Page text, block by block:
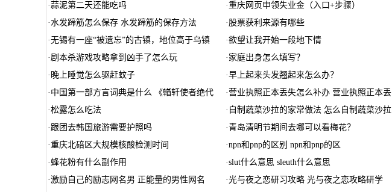
·蒜泥第二天还能吃吗 ·重庆网页申领失业金（入口+步骤）
·水发蹄筋怎么保存 水发蹄筋的保存方法 · 股票获利来源有哪些
·无锡有一座“被遗忘”的古镇，地位高于乌镇 ·欲望让我开始一段地下情
·剧本杀游戏攻略拿到凶手了怎么玩 · 家庭出身怎么填写？
· 晚上睡觉怎么驱赶蚊子 ·早上起来头发翘起来怎么办？
· 中国第一部方言词典是什么 《輶轩使者绝代 · 营业执照正本丢失怎么补办 营业执照正本丢
·松露怎么吃法 · 自制蔬菜沙拉的家常做法 怎么自制蔬菜沙拉
· 跟团去韩国旅游需要护照吗 ·青岛清明节期间去哪可以看梅花？
·重庆北碚区大规模核酸检测时间 ·npn和pnp的区别 npn和pnp的区
·蜂花粉有什么副作用 ·slut什么意思 sleuth什么意思
·激励自己的励志网名男 正能量的男性网名 ·光与夜之恋研习攻略 光与夜之恋攻略研学